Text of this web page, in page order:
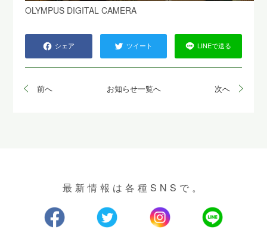
OLYMPUS DIGITAL CAMERA
シェア ツイート LINEで送る
前へ お知らせ一覧へ 次へ
最新情報は各種SNSで。